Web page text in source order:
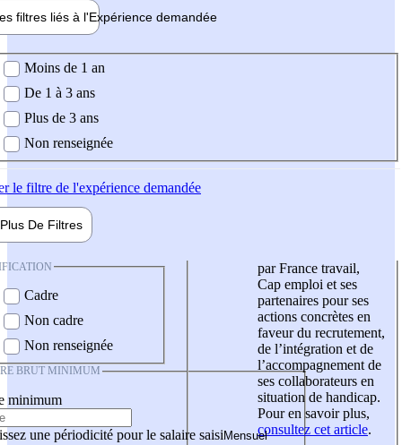
filtres liés à l'Expérience demandée
demandée
Moins de 1 an
De 1 à 3 ans
Plus de 3 ans
Non renseignée
le filtre de l'expérience demandée
Plus De Filtres
Cadre
Non cadre
Non renseignée
BRUT MINIMUM
minimum
une périodicité pour le salaire saisi
par France travail,
Cap emploi et ses
partenaires pour ses
actions concrètes en
faveur du recrutement,
de l’intégration et de
l’accompagnement de
ses collaborateurs en
situation de handicap.
Pour en savoir plus,
consultez cet article.